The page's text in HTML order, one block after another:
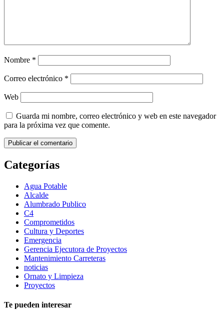
Nombre *
Correo electrónico *
Web
Guarda mi nombre, correo electrónico y web en este navegador
para la próxima vez que comente.
Categorías
Agua Potable
Alcalde
Alumbrado Publico
C4
Comprometidos
Cultura y Deportes
Emergencia
Gerencia Ejecutora de Proyectos
Mantenimiento Carreteras
noticias
Ornato y Limpieza
Proyectos
Te pueden interesar